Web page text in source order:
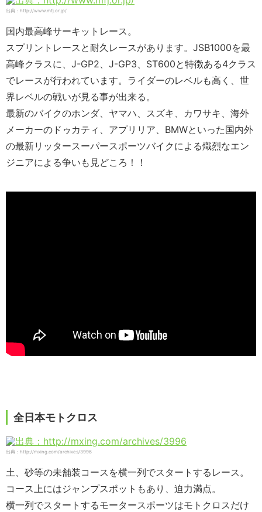
出典：http://www.mfj.or.jp/
国内最高峰サーキットレース。
スプリントレースと耐久レースがあります。JSB1000を最
高峰クラスに、J-GP2、J-GP3、ST600と特徴ある4クラス
でレースが行われています。ライダーのレベルも高く、世
界レベルの戦いが見る事が出来る。
最新のバイクのホンダ、ヤマハ、スズキ、カワサキ、海外
メーカーのドゥカティ、アプリリア、BMWといった国内外
の最新リッタースーパースポーツバイクによる熾烈なエン
ジニアによる争いも見どころ！！
全日本モトクロス
出典：http://mxing.com/archives/3996
土、砂等の未舗装コースを横一列でスタートするレース。
コース上にはジャンプスポットもあり、迫力満点。
横一列でスタートするモータースポーツはモトクロスだけ